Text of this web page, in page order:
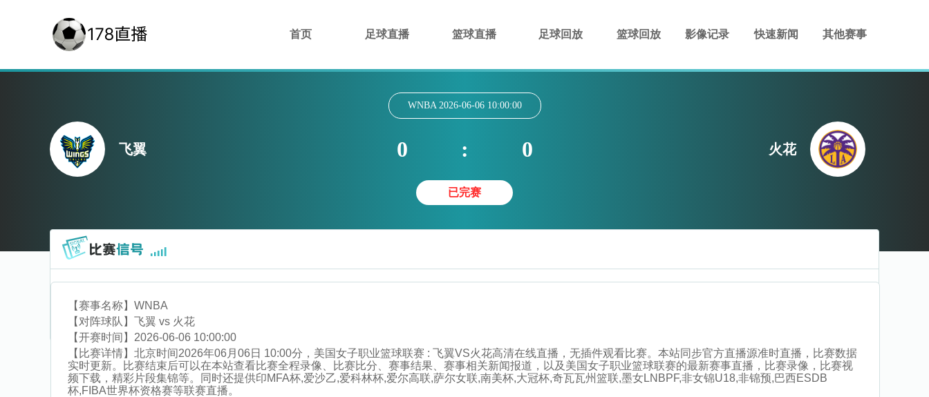
首页 足球直播 篮球直播 足球回放 篮球回放 影像记录 快速新闻 其他赛事
飞翼
WNBA 2026-06-06 10:00:00
0 : 0
已完赛
火花
【赛事名称】 WNBA
【对阵球队】 飞翼 vs 火花
【开赛时间】 2026-06-06 10:00:00
【比赛详情】 北京时间2026年06月06日 10:00分，美国女子职业篮球联赛 : 飞翼VS火花高清在线直播，无插件观看比赛。本站同步官方直播源准时直播，比赛数据
实时更新。比赛结束后可以在本站查看比赛全程录像、比赛比分、赛事结果、赛事相关新闻报道，以及美国女子职业篮球联赛的最新赛事直播，比赛录像，比赛视
频下载，精彩片段集锦等。同时还提供印MFA杯,爱沙乙,爱科林杯,爱尔高联,萨尔女联,南美杯,大冠杯,奇瓦瓦州篮联,墨女LNBPF,非女锦U18,非锦预,巴西ESDB
杯,FIBA世界杯资格赛等联赛直播。